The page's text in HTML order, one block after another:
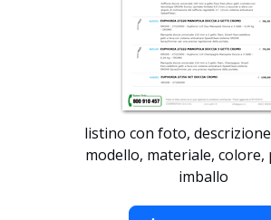
listino con foto,
modello, materiale, colore,
imballo